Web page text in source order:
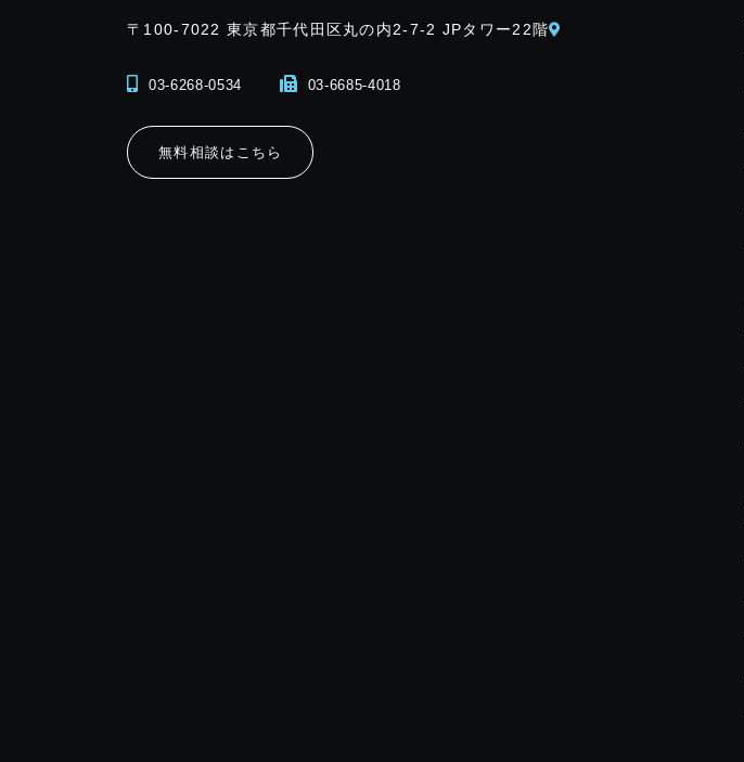
〒100-7022東京都千代田区丸の内2-7-2 JPタワー22階
03-6268-0534 03-6685-4018
無料相談はこちら